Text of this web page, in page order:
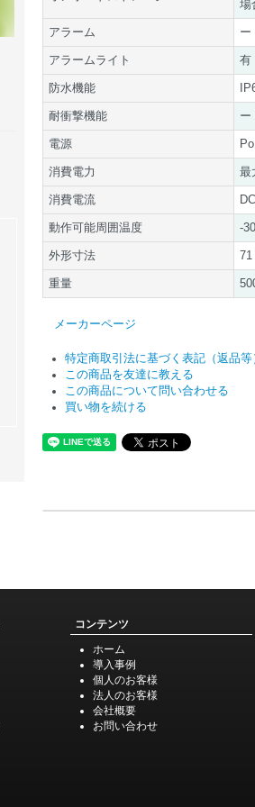
場
アラーム ー
アラームライト 有
防水機能
耐衝撃機能 ー
電源
消費電力 最
消費電流
動作可能周囲温度 -
外形寸法 71
重量
メーカーページ
特定商取引法に基づく表記（返品等
この商品を友達に教える
この商品について問い合わせる
買い物を続ける
コンテンツ
ホーム
導入事例
個人のお客様
法人のお客様
会社概要
お問い合わせ